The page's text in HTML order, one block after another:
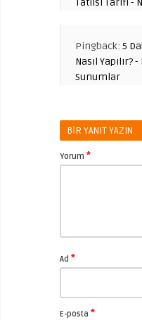
Pingback: 5
Nasıl Yapılır?
Sunumlar
BIR YANIT YAZIN
Yorum *
Ad *
E-posta *